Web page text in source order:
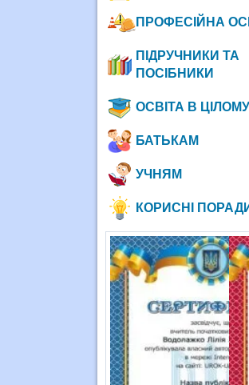
ПРОФЕСІЙНА
ПІДРУЧНИКИ ТА
ПОСІБНИКИ
ОСВІТА В ЦІЛОМУ
БАТЬКАМ
УЧНЯМ
КОРИСНІ